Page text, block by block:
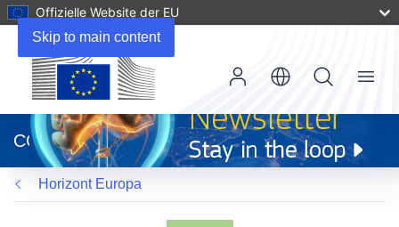
Skip to main content
Offizielle Website der EU
neuem
Fenster)
CORDIS
Menu
Horizont Europa